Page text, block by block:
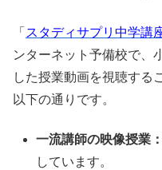
「 スタディサプリ中学講
ンターネット予備校で、
した授業動画を視聴する
以下の通りです。
一流講師の映像授業
しています。